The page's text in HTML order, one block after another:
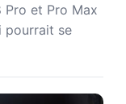
et Pro Max
pourrait se